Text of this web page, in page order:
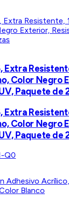
Extra
Color Negro
Paquete de
Extra
Color Negro
Paquete de
Q0